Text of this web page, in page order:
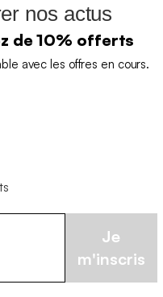
nos actus
de 10% offerts
avec les offres en cours.
Je
m'inscris